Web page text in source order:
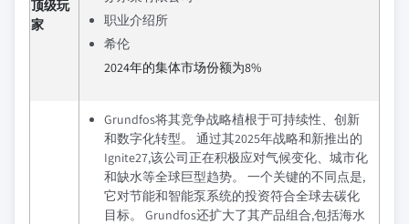
顶级玩
家
职业介绍所
希伦
2024年的集体市场份额为8%
Grundfos将其竞争战略植根于可持续性、创新
和数字化转型。 通过其2025年战略和新推出的
Ignite27,该公司正在积极应对气候变化、城市化
和缺水等全球巨型趋势。 一个关键的不同点是,
它对节能和智能泵系统的投资符合全球去碳化
目标。 Grundfos还扩大了其产品组合,包括海水